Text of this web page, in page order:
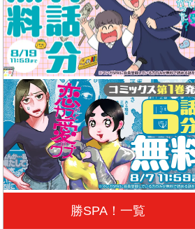
勝SPA！一覧